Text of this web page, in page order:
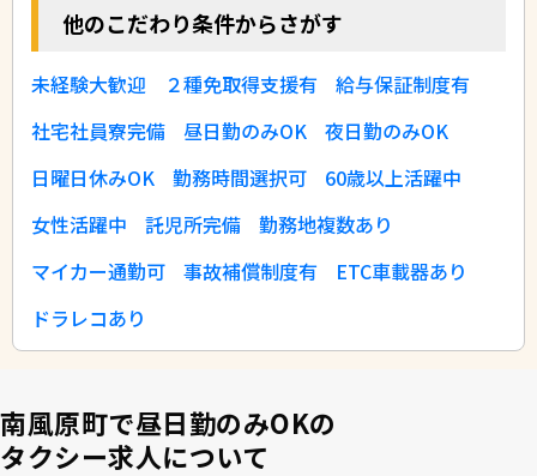
他のこだわり条件からさがす
未経験大歓迎 ２種免取得支援有
給与保証制度有
社宅社員寮完備
昼日勤のみOK
夜日勤のみOK
日曜日休みOK
勤務時間選択可
60歳以上活躍中
女性活躍中
託児所完備
勤務地複数あり
マイカー通勤可
事故補償制度有
ETC車載器あり
ドラレコあり
南風原町で昼日勤のみOKの
タクシー求人について